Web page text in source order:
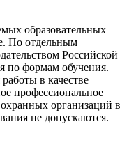
образовательных
По отдельным
Российской
по формам обучения.
в качестве
профессиональное
организаций в
не допускаются.